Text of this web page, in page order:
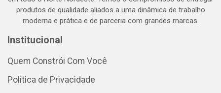
produtos de qualidade aliados a uma dinâmica de trabalho
moderna e prática e de parceria com grandes marcas.
Institucional
Quem Constrói Com Você
Política de Privacidade